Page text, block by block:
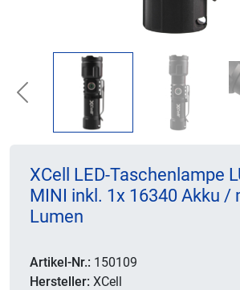
Previous
XCell LED-Taschenlampe
MINI inkl. 1x 16340 Akku /
Lumen
Artikel-Nr.: 150109
Hersteller: XCell